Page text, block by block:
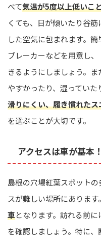
べて気温が5度以上低いこ
くても、日が傾いたり谷
した空気に包まれます。
ブレーカーなどを用意し
きるようにしましょう。
やすかったり、湿っていた
滑りにくい、履き慣れた
を選ぶことが大切です。
アクセスは車が基本
島根の穴場紅葉スポット
スが難しい場所にあります
車となります。訪れる前
を確認しましょう。特に、